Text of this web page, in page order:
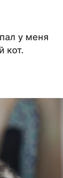
у меня
кот.